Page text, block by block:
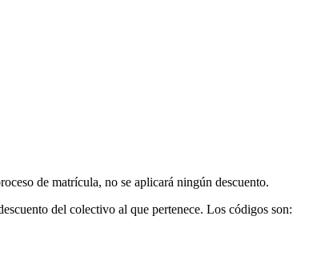
de matrícula, no se aplicará ningún descuento.
del colectivo al que pertenece. Los códigos son: